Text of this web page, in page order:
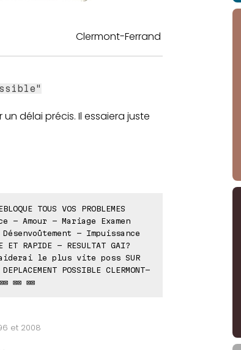
Clermont-Ferrand
délai précis. Il essaiera juste
TOUS VOS PROBLEMES
- Amour - Mariage Examen
- Impuissance
ET RAPIDE - RESULTAT GAI?
le plus vite poss SUR
POSSIBLE CLERMONT-
⊠⊠ ⊠⊠
et 2008